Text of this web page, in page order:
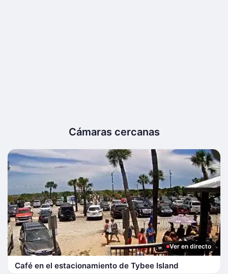
Cámaras cercanas
Ver en directo
Café en el estacionamiento de Tybee Island